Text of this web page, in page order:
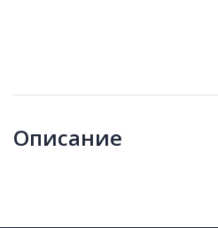
Описание